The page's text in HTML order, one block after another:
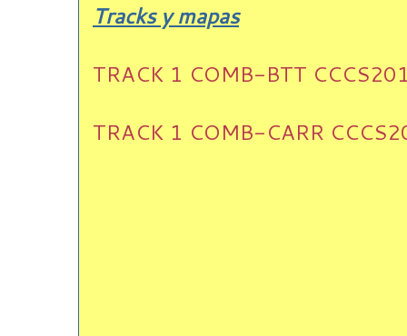
Tracks y mapas
TRACK 1 COMB-BTT
TRACK 1 COMB-CARR